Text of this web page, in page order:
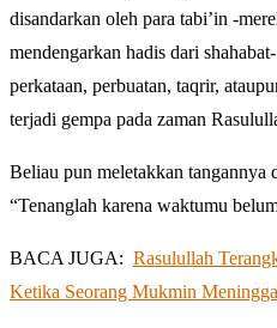
disandarkan oleh para tabi’in -
mendengarkan hadis dari
perkataan, perbuatan, taqrir,
Beliau pun meletakkan tangannya
“Tenanglah karena waktumu
BACA JUGA: Rasulullah
Ketika Seorang Mukmin